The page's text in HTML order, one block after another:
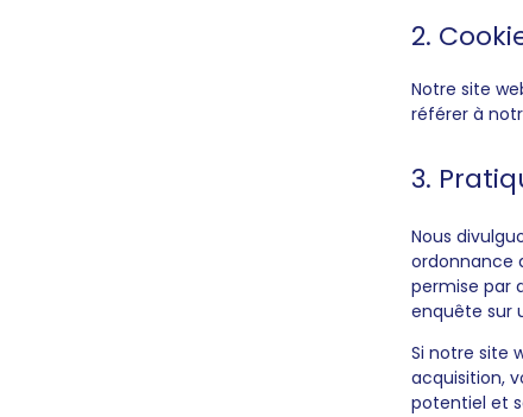
2.
Notre site
référer à
3.
Nous
ordonnance
permise par
enquête sur
Si notre site
acquisition,
potentiel et